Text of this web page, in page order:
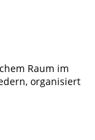
Raum im
organisiert